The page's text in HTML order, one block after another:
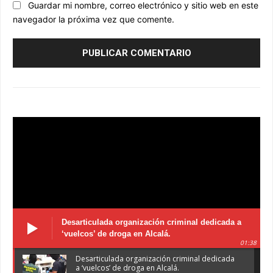
Guardar mi nombre, correo electrónico y sitio web en este
navegador la próxima vez que comente.
Desarticulada organización criminal dedicada a
‘vuelcos’ de droga en Alcalá.
01:38
Desarticulada organización criminal dedicada
a ‘vuelcos’ de droga en Alcalá.